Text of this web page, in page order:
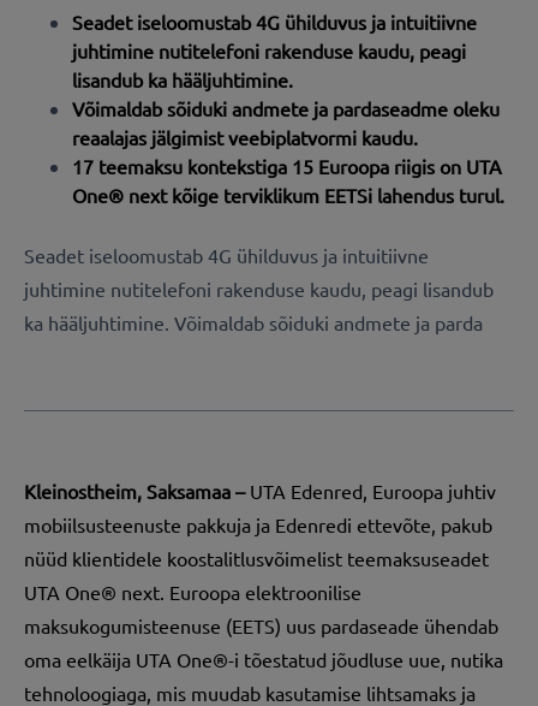
Seadet iseloomustab 4G ühilduvus ja intuitiivne
juhtimine nutitelefoni rakenduse kaudu, peagi
lisandub ka hääljuhtimine.
Võimaldab sõiduki andmete ja pardaseadme oleku
reaalajas jälgimist veebiplatvormi kaudu.
17 teemaksu kontekstiga 15 Euroopa riigis on UTA
One® next kõige terviklikum EETSi lahendus turul.
Seadet iseloomustab 4G ühilduvus ja intuitiivne
juhtimine nutitelefoni rakenduse kaudu, peagi lisandub
ka hääljuhtimine. Võimaldab sõiduki andmete ja parda
Kleinostheim, Saksamaa – UTA Edenred , Euroopa juhtiv
mobiilsusteenuste pakkuja ja Edenredi ettevõte, pakub
nüüd klientidele koostalitlusvõimelist teemaksuseadet
UTA One® next. Euroopa elektroonilise
maksukogumisteenuse (EETS) uus pardaseade ühendab
oma eelkäija UTA One®-i tõestatud jõudluse uue, nutika
tehnoloogiaga, mis muudab kasutamise lihtsamaks ja